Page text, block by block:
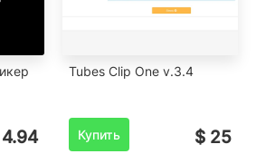
Tubes Clip One v.3.4
Купить $ 25